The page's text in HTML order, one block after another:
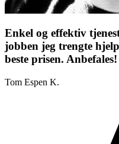
Enkel og effektiv
jobben jeg trengte
beste prisen. Anbefales!
Tom Espen K.